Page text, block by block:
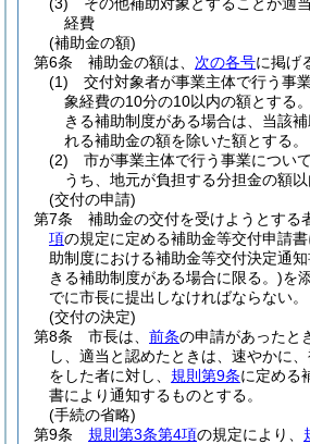
経費
(補助金の額)
第6条
補助金の額は、 次の各号に掲げ
(1)
交付対象者が事業主体で行う事
象経費の10分の10以内の額とする。
きる補助制度がある場合は、当該
れる補助金の額を除いた額とする。
(2)
市が事業主体で行う事業につい
うち、地元が負担する分担金の額以
(交付の申請)
第7条
補助金の交付を受けようとする
項の規定に定める補助金等交付申請
助制度における補助金等交付決定通
きる補助制度がある場合に限る。)を
でに市長に提出しなければならない。
(交付の決定)
第8条
市長は、 前条の申請があったと
し、適当と認めたときは、速やかに
をした者に対し、 規則第9条に定める
書により通知するものとする。
(手続の省略)
第9条
規則第3条第4項の規定により、